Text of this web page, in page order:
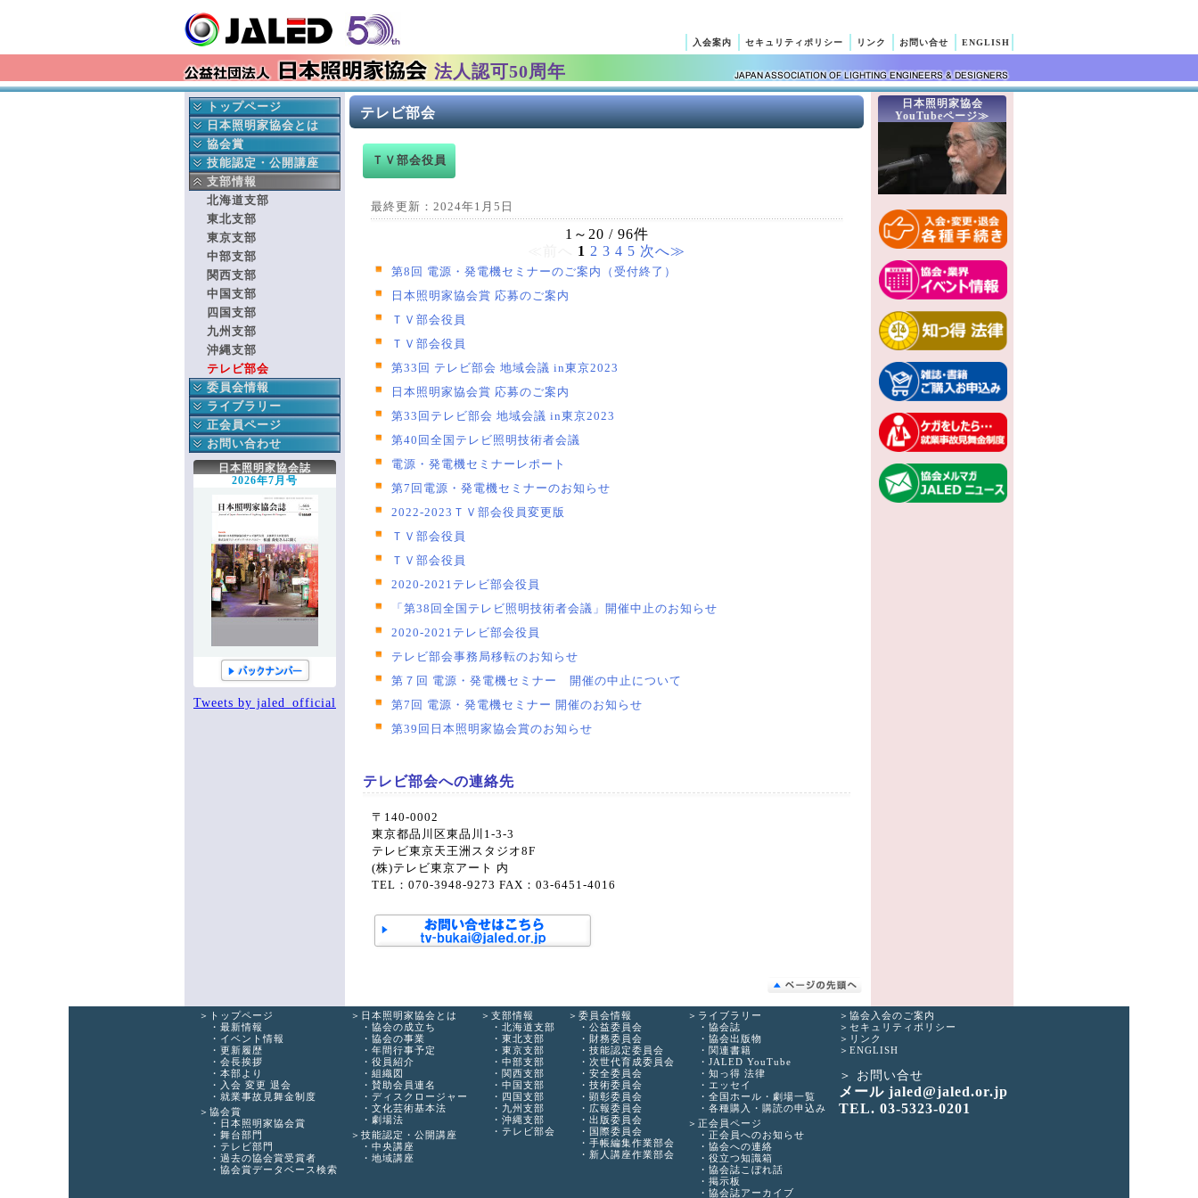
法人認可50周年
入会案内 セキュリティポリシー リンク お問い合せ ENGLISH
トップページ
最新情報
イベント情報
更新履歴
会長挨拶
本部より
入会 変更 退会
就業事故見舞金制度
日本照明家協会とは
協会の成立ち
協会の事業
年間行事予定
役員紹介
組織図
賛助会員連名
ディスクロージャー
文化芸術基本法
劇場法
協会賞
日本照明家協会賞
舞台部門
テレビ部門
過去の協会賞受賞者
協会賞データベース検索
技能認定・公開講座
中央講座
地域講座
支部情報
北海道支部
東北支部
東京支部
中部支部
関西支部
中国支部
四国支部
九州支部
沖縄支部
テレビ部会
委員会情報
公益委員会
財務委員会
技能認定委員会
次世代育成委員会
安全委員会
技術委員会
顕彰委員会
広報委員会
出版委員会
国際委員会
手帳編集作業部会
新人講座作業部会
ライブラリー
協会誌
協会出版物
関連書籍
JALED YouTube
知っ得 法律
エッセイ
全国ホール・劇場一覧
各種購入・購読の申込み
正会員ページ
正会員へのお知らせ
協会への連絡
役立つ知識箱
協会誌こぼれ話
掲示板
協会誌アーカイブ
登録情報
お問い合わせ
協会へのお問い合わせ
日本照明家協会誌
2026年7月号
Tweets by jaled_official
日本照明家協会
YouTubeページ≫
テレビ部会
ＴＶ部会役員
最終更新：2024年1月5日
1～20 / 96件
1 2 3 4 5 次へ≫
第8回 電源・発電機セミナーのご案内（受付終了）
日本照明家協会賞 応募のご案内
ＴＶ部会役員
ＴＶ部会役員
第33回 テレビ部会 地域会議 in東京2023
日本照明家協会賞 応募のご案内
第33回テレビ部会 地域会議 in東京2023
第40回全国テレビ照明技術者会議
電源・発電機セミナーレポート
第7回電源・発電機セミナーのお知らせ
2022-2023ＴＶ部会役員変更版
ＴＶ部会役員
ＴＶ部会役員
2020-2021テレビ部会役員
「第38回全国テレビ照明技術者会議」開催中止のお知らせ
2020-2021テレビ部会役員
テレビ部会事務局移転のお知らせ
第７回 電源・発電機セミナー 開催の中止について
第7回 電源・発電機セミナー 開催のお知らせ
第39回日本照明家協会賞のお知らせ
テレビ部会への連絡先
〒140-0002
東京都品川区東品川1-3-3
テレビ東京天王洲スタジオ8F
(株)テレビ東京アート 内
TEL：070-3948-9273 FAX：03-6451-4016
トップページ
最新情報
イベント情報
更新履歴
会長挨拶
本部より
入会 変更 退会
就業事故見舞金制度
協会賞
日本照明家協会賞
舞台部門
テレビ部門
過去の協会賞受賞者
協会賞データベース検索
日本照明家協会とは
協会の成立ち
協会の事業
年間行事予定
役員紹介
組織図
賛助会員連名
ディスクロージャー
文化芸術基本法
劇場法
技能認定・公開講座
中央講座
地域講座
支部情報
北海道支部
東北支部
東京支部
中部支部
関西支部
中国支部
四国支部
九州支部
沖縄支部
テレビ部会
委員会情報
公益委員会
財務委員会
技能認定委員会
次世代育成委員会
安全委員会
技術委員会
顕彰委員会
広報委員会
出版委員会
国際委員会
手帳編集作業部会
新人講座作業部会
ライブラリー
協会誌
協会出版物
関連書籍
JALED YouTube
知っ得 法律
エッセイ
全国ホール・劇場一覧
各種購入・購読の申込み
正会員ページ
正会員へのお知らせ
協会への連絡
役立つ知識箱
協会誌こぼれ話
掲示板
協会誌アーカイブ
協会入会のご案内
セキュリティポリシー
リンク
ENGLISH
お問い合せ
メール jaled@jaled.or.jp
TEL. 03-5323-0201